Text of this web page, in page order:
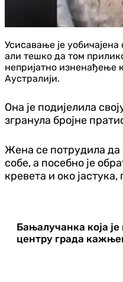
Усисавање је
али тешко да том
непријатно изненађење
Аустралији.
Она је подијелила
згранула бројне
Жена се потрудила да
собе, а посебно је
кревета и око
Бањалучанка која
центру града